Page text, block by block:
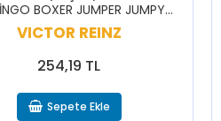
BOXER JUMPER JUMPY
EXPERT PARTNER
VICTOR REINZ
254,19 TL
Sepete Ekle